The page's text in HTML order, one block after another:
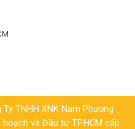
TNHH XNK Nam Phương
hoạch và Đầu tư TP.HCM cấp